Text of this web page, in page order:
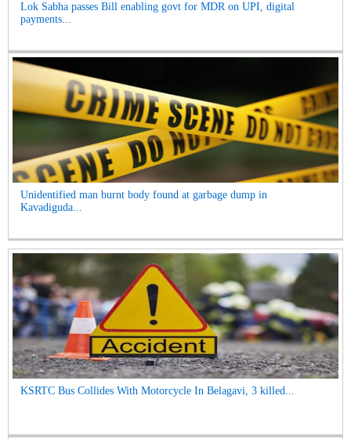
Lok Sabha passes Bill enabling govt for MDR on UPI, digital
payments...
Unidentified man burnt body found at garbage dump in
Kavadiguda...
KSRTC Bus Collides With Motorcycle In Belagavi, 3 killed...